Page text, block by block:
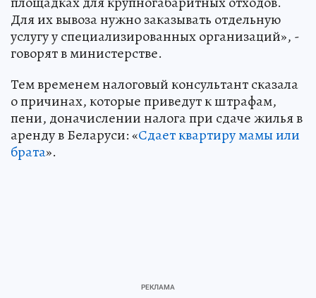
Для их вывоза нужно заказывать отдельную
услугу у специализированных организаций», -
говорят в министерстве.
Тем временем налоговый консультант сказала
о причинах, которые приведут к штрафам,
пени, доначислении налога при сдаче жилья в
аренду в Беларуси: «Сдает квартиру мамы или
брата».